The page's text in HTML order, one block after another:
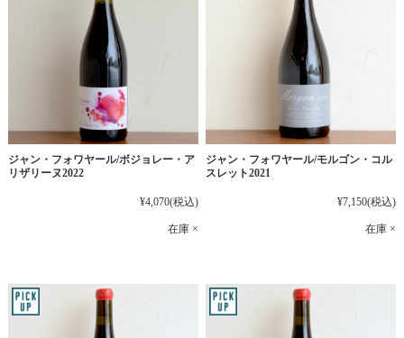
ジャン・フォワヤール/ボジョレー・ア
リザリーヌ2022
¥4,070(税込)
在庫 ×
ジャン・フォワヤール/モルゴン・コル
スレット2021
¥7,150(税込)
在庫 ×